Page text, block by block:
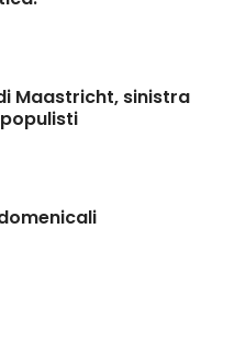
Maastricht, sinistra